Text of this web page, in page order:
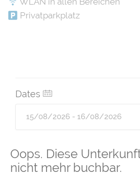
Oops. Diese
nicht mehr buchbar.
Privatparkplatz
Dates